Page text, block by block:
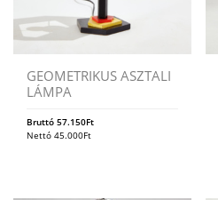
GEOMETRIKUS ASZTALI
LÁMPA
Bruttó 57.150Ft
Nettó 45.000Ft